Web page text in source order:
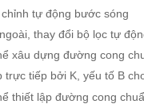
tự động bước sóng
thay đổi bộ lọc tự
xâu dựng đường cong
trực tiếp bởi K, yếu tố B
thiết lập đường cong